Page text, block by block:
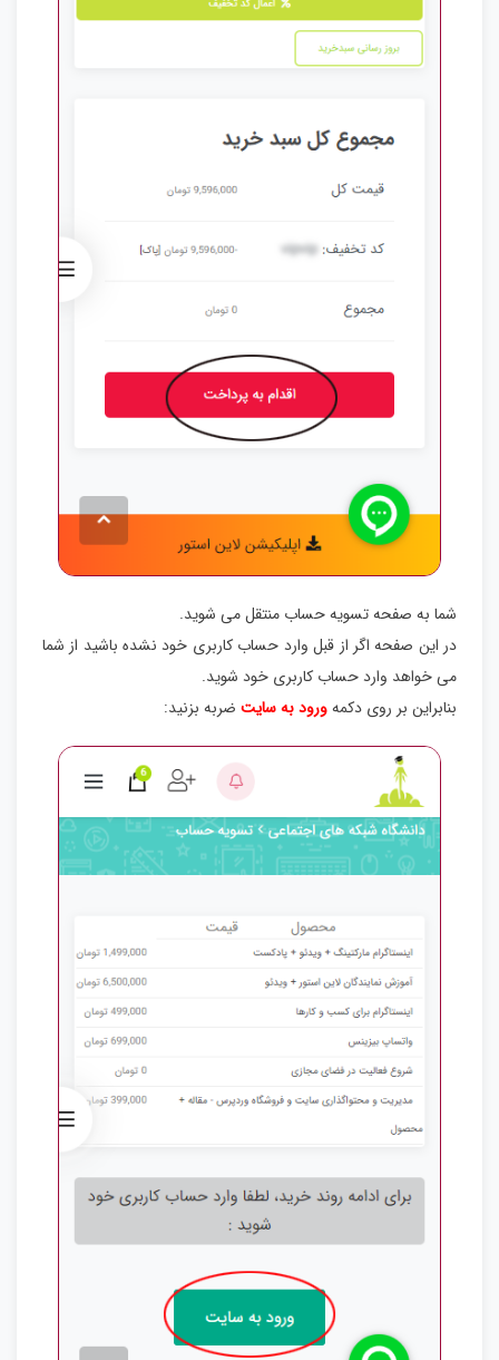
شما به صفحه تسویه حساب منتقل می شوید.
در این صفحه اگر از قبل وارد حساب کاربری خود نشده باشید از شما
می خواهد وارد حساب کاربری خود شوید.
بنابراین بر روی دکمهورود به سایتضربه بزنید: